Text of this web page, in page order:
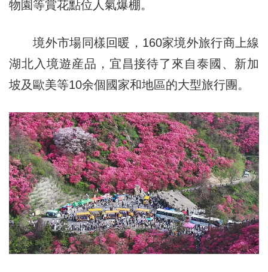
物園等賞花點位人氣爆棚。
境外市場同樣回暖，160家境外旅行商上線
湖北入境遊産品，宜昌接待了來自泰國、新加
坡及歐美等10余個國家和地區的大型旅行團。